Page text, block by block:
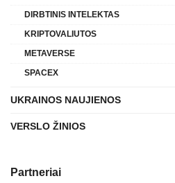
DIRBTINIS INTELEKTAS
KRIPTOVALIUTOS
METAVERSE
SPACEX
UKRAINOS NAUJIENOS
VERSLO ŽINIOS
Partneriai